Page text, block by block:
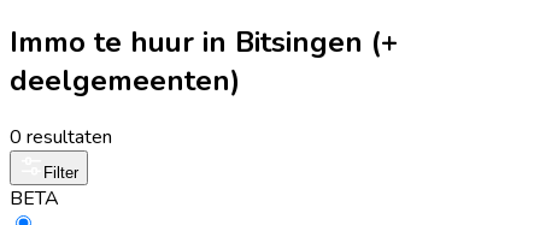
Immo te huur in Bitsingen (+
deelgemeenten)
0 resultaten
Filter
BETA